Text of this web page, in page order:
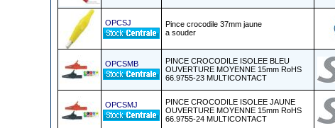
OPCSJ
Pince crocodile 37mm jaune
a souder
OPCSMB
PINCE CROCODILE ISOLEE BLEU
OUVERTURE MOYENNE 15mm RoHS
66.9755-23 MULTICONTACT
OPCSMJ
PINCE CROCODILE ISOLEE JAUNE
OUVERTURE MOYENNE 15mm RoHS
66.9755-24 MULTICONTACT